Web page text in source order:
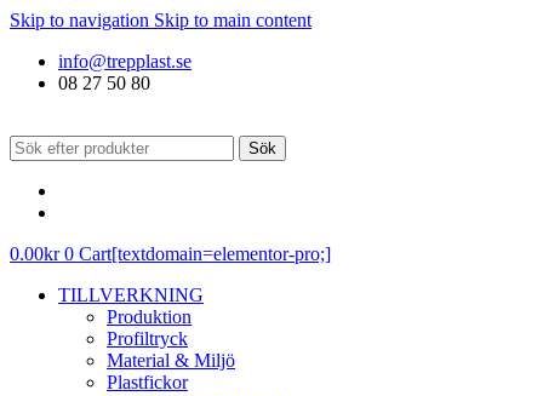
Skip to navigation Skip to main content
info@trepplast.se
08 27 50 80
Sök
0.00kr 0 Cart[textdomain=elementor-pro;]
TILLVERKNING
Produktion
Profiltryck
Material & Miljö
Plastfickor